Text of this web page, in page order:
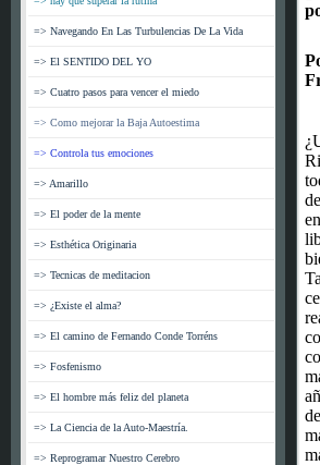
=> Navegando En Las Turbulencias De La Vida
=> El SENTIDO DEL YO
=> Cuatro pasos para vencer el miedo
=> Como mejorar la Baja Autoestima
=> Controla tus emociones
=> Amarillo
=> El poder de la mente
=> Esthética Originaria
=> Tecnicas de meditacion
=> ¿Existe el alma?
=> El camino de Fernando Conde Torréns
=> Fosfenismo
=> El hombre más feliz del planeta
=> La Ciencia de la Auto-Maestría.
=> Reprogramar Nuestro Cerebro